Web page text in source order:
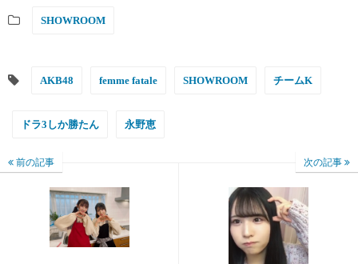
SHOWROOM
AKB48 femme fatale SHOWROOM チームK
ドラ3しか勝たん 永野恵
前の記事 次の記事